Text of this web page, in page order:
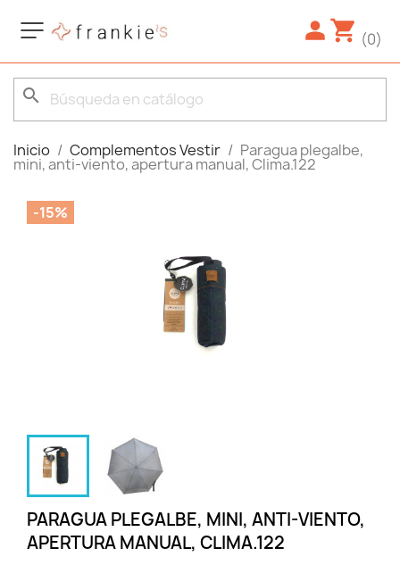
(0)
search
Inicio Complementos Vestir Paragua plegalbe,
mini, anti-viento, apertura manual, Clima.122
-15%
PARAGUA PLEGALBE, MINI, ANTI-VIENTO,
APERTURA MANUAL, CLIMA.122